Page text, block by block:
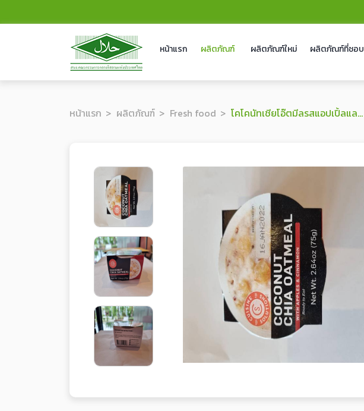
หน้าแรก ผลิตภัณฑ์ ผลิตภัณฑ์ใหม่ ผลิตภัณฑ์ที่ชอบ
หน้าแรก ผลิตภัณฑ์ Fresh food โคโคนัทเชียโอ๊ตมีลรสแอปเปิ้ลและซินนาม่อน (ข้าวโอ๊ตผสมเมล็ดเจียในน้ำกะทิรสแอปเปิ้ลและอบเชย)